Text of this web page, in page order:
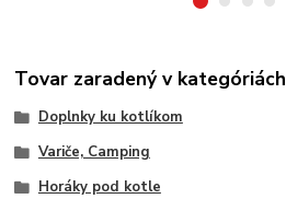
Tovar zaradený v kategóriách
Doplnky ku kotlíkom
Variče, Camping
Horáky pod kotle